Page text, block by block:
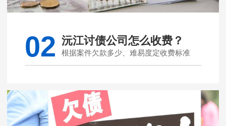
02 沅江讨债公司怎么收费？
根据案件欠款多少、难易度定收费标准